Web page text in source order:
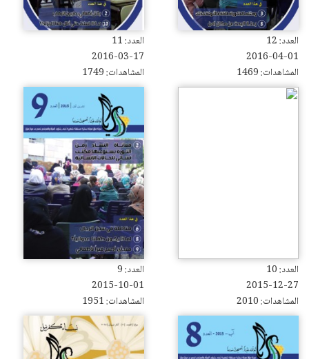
العدد: 12
2016-04-01
المشاهدات: 1469
العدد: 11
2016-03-17
المشاهدات: 1749
العدد: 10
2015-12-27
المشاهدات: 2010
العدد: 9
2015-10-01
المشاهدات: 1951